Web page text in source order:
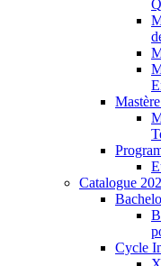
Catalogue
Cycle